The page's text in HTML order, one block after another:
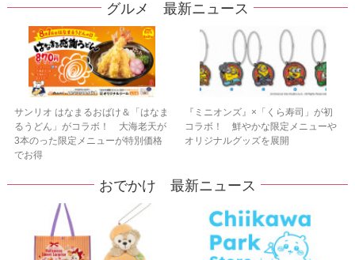
グルメ 最新ニュース
サンリオ はなまるおばけ＆「はなま
るうどん」がコラボ！ 大海老天が
3本のった限定メニューが特別価格
でお得
『ミニオンズ』×「くら寿司」が初
コラボ！ 鮮やかな限定メニューや
オリジナルグッズを展開
おでかけ 最新ニュース